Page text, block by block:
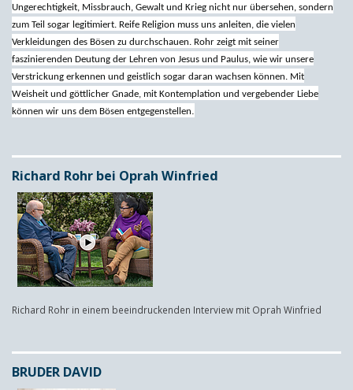
Ungerechtigkeit, Missbrauch, Gewalt und Krieg nicht nur übersehen, sondern
zum Teil sogar legitimiert. Reife Religion muss uns anleiten, die vielen
Verkleidungen des Bösen zu durchschauen. Rohr zeigt mit seiner
faszinierenden Deutung der Lehren von Jesus und Paulus, wie wir unsere
Verstrickung erkennen und geistlich sogar daran wachsen können. Mit
Weisheit und göttlicher Gnade, mit Kontemplation und vergebender Liebe
können wir uns dem Bösen entgegenstellen.
Richard Rohr bei Oprah Winfried
Richard Rohr in einem beeindruckenden Interview mit Oprah Winfried
BRUDER DAVID